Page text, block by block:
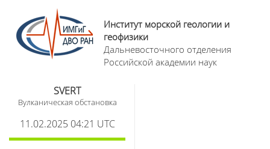
Институт морской геологии и
геофизики
Дальневосточного отделения
Российской академии наук
SVERT
Вулканическая обстановка
11.02.2025 04:21 UTC